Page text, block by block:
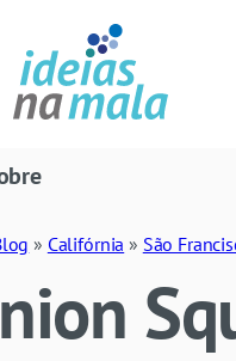
» Califórnia » São